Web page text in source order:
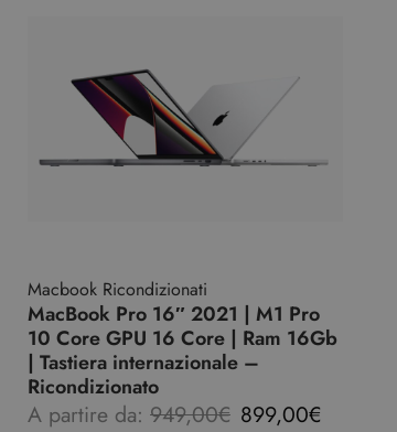
Macbook Ricondizionati
MacBook Pro 16″ 2021 | M1 Pro
10 Core GPU 16 Core | Ram 16Gb
| Tastiera internazionale –
Ricondizionato
A partire da: 949,00€ 899,00€